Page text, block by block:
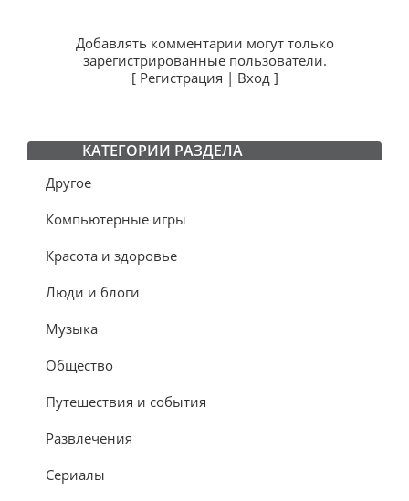
Добавлять комментарии могут только
зарегистрированные пользователи.
[ Регистрация | Вход]
КАТЕГОРИИ РАЗДЕЛА
Другое
Компьютерные игры
Красота и здоровье
Люди и блоги
Музыка
Общество
Путешествия и события
Развлечения
Сериалы